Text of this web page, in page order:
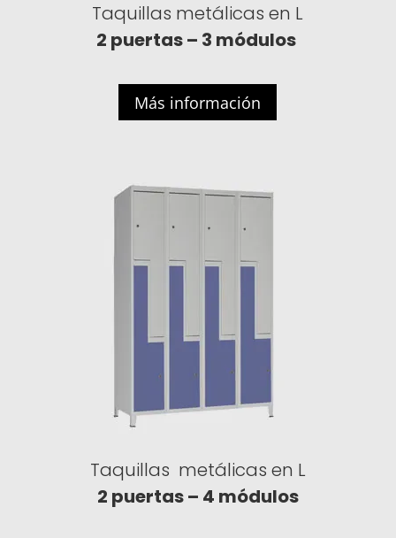
Taquillas metálicas en L
2 puertas – 3 módulos
Más información
Taquillas metálicas en L
2 puertas – 4 módulos